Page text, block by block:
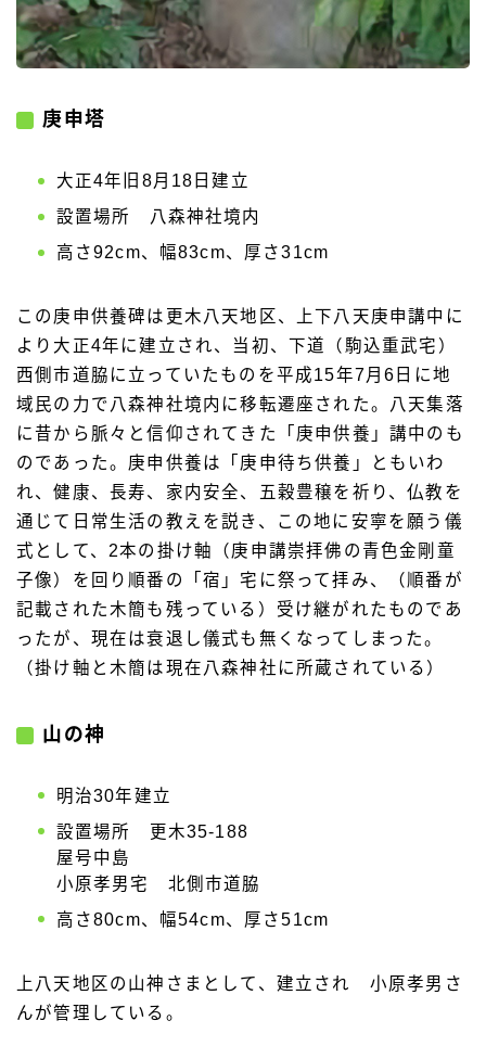
庚申塔
大正4年旧8月18日建立
設置場所 八森神社境内
高さ92cm、幅83cm、厚さ31cm
この庚申供養碑は更木八天地区、上下八天庚申講中に
より大正4年に建立され、当初、下道（駒込重武宅）
西側市道脇に立っていたものを平成15年7月6日に地
域民の力で八森神社境内に移転遷座された。八天集落
に昔から脈々と信仰されてきた「庚申供養」講中のも
のであった。庚申供養は「庚申待ち供養」ともいわ
れ、健康、長寿、家内安全、五穀豊穣を祈り、仏教を
通じて日常生活の教えを説き、この地に安寧を願う儀
式として、2本の掛け軸（庚申講崇拝佛の青色金剛童
子像）を回り順番の「宿」宅に祭って拝み、（順番が
記載された木簡も残っている）受け継がれたものであ
ったが、現在は衰退し儀式も無くなってしまった。
（掛け軸と木簡は現在八森神社に所蔵されている）
山の神
明治30年建立
設置場所 更木35-188
屋号中島
小原孝男宅 北側市道脇
高さ80cm、幅54cm、厚さ51cm
上八天地区の山神さまとして、建立され 小原孝男さ
んが管理している。